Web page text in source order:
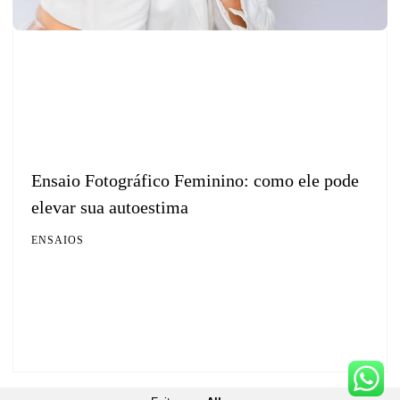
Ensaio Fotográfico Feminino: como ele pode
elevar sua autoestima
ENSAIOS